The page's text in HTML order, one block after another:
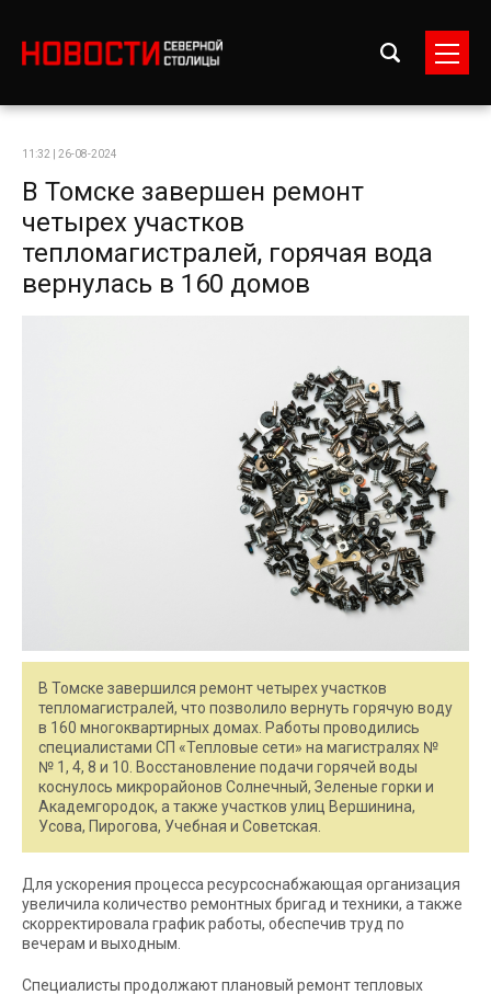
11:32 | 26-08-2024
В Томске завершен ремонт
четырех участков
тепломагистралей, горячая вода
вернулась в 160 домов
В Томске завершился ремонт четырех участков
тепломагистралей, что позволило вернуть горячую воду
в 160 многоквартирных домах. Работы проводились
специалистами СП «Тепловые сети» на магистралях №
№ 1, 4, 8 и 10. Восстановление подачи горячей воды
коснулось микрорайонов Солнечный, Зеленые горки и
Академгородок, а также участков улиц Вершинина,
Усова, Пирогова, Учебная и Советская.
Для ускорения процесса ресурсоснабжающая организация
увеличила количество ремонтных бригад и техники, а также
скорректировала график работы, обеспечив труд по
вечерам и выходным.
Специалисты продолжают плановый ремонт тепловых